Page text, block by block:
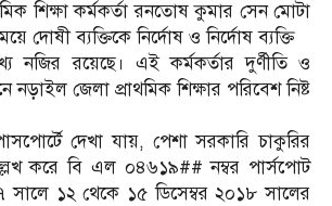
শিক্ষা কর্মকর্তা রনতোষ কুমার সেন মোটা
দোষী ব্যক্তিকে নির্দোষ ও নির্দোষ ব্যক্তি
নজির রয়েছে। এই কর্মকর্তার দুর্ণীতি ও
নড়াইল জেলা প্রাথমিক শিক্ষার পরিবেশ নিষ্ট
দেখা যায়, পেশা সরকারি চাকুরির
করে বি এল ০৪৬১৯## নম্বর পার্সপোট
সালে ১২ থেকে ১৫ ডিসেম্বর ২০১৮ সালের